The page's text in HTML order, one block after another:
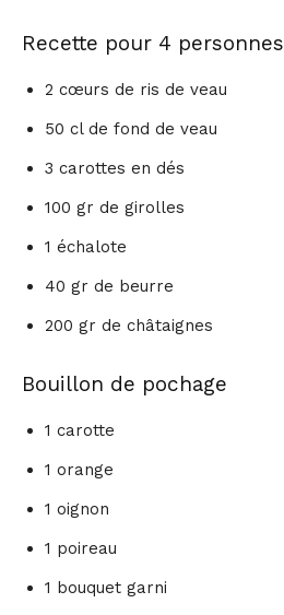
Recette pour 4 personnes
2 cœurs de ris de veau
50 cl de fond de veau
3 carottes en dés
100 gr de girolles
1 échalote
40 gr de beurre
200 gr de châtaignes
Bouillon de pochage
1 carotte
1 orange
1 oignon
1 poireau
1 bouquet garni